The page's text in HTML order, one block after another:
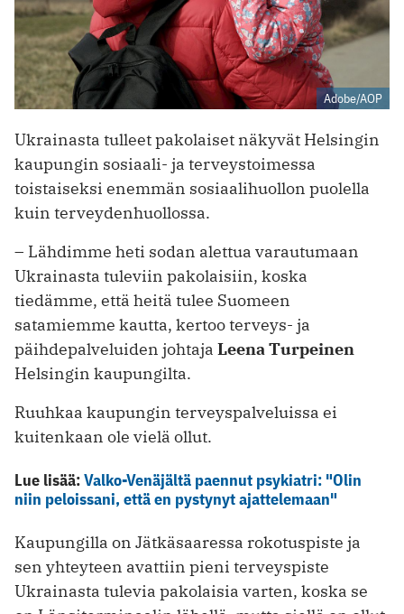
Adobe/AOP
Ukrainasta tulleet pakolaiset näkyvät Helsingin
kaupungin sosiaali- ja terveystoimessa
toistaiseksi enemmän sosiaalihuollon puolella
kuin terveydenhuollossa.
– Lähdimme heti sodan alettua varautumaan
Ukrainasta tuleviin pakolaisiin, koska
tiedämme, että heitä tulee Suomeen
satamiemme kautta, kertoo terveys- ja
päihdepalveluiden johtaja Leena Turpeinen
Helsingin kaupungilta.
Ruuhkaa kaupungin terveyspalveluissa ei
kuitenkaan ole vielä ollut.
Lue lisää:Valko-Venäjältä paennut psykiatri: "Olin
niin peloissani, että en pystynyt ajattelemaan"
Kaupungilla on Jätkäsaaressa rokotuspiste ja
sen yhteyteen avattiin pieni terveyspiste
Ukrainasta tulevia pakolaisia varten, koska se